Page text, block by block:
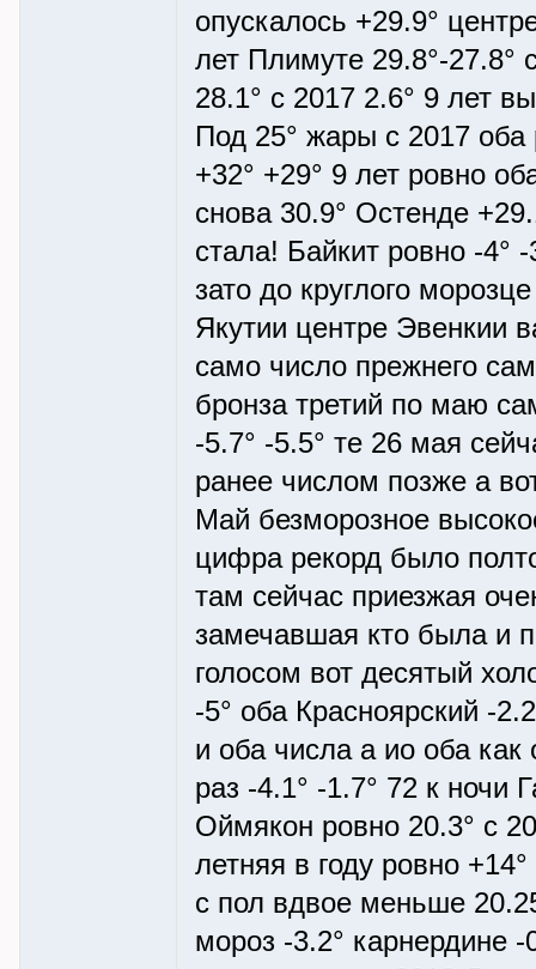
опускалось +29.9°
лет Плимуте 29.8°-27.8°
28.1° с 2017 2.6° 9 лет
Под 25° жары с 2017
+32° +29° 9 лет ровно
снова 30.9° Остенде
стала! Байкит ровно -4°
зато до круглого
Якутии центре Эвенкии
само число прежнего
бронза третий по маю
-5.7° -5.5° те 26 мая
ранее числом позже а
Май безморозное
цифра рекорд было
там сейчас приезжая
замечавшая кто была и
голосом вот десятый
-5° оба Красноярский -
и оба числа а ио оба как
раз -4.1° -1.7° 72 к ночи
Оймякон ровно 20.3° с
летняя в году ровно
с пол вдвое меньше
мороз -3.2° карнердине